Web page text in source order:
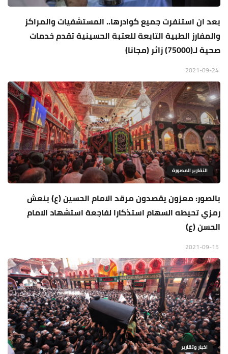
بعد ان استنفرت جميع كوادرها.. المستشفيات والمراكز
والمفارز الطبية التابعة للعتبة الحسينية تقدم خدمات
صحية لـ(75000) زائر (مجانا)
التقارير المصورة
بالصور: معزون يقصدون مرقد الامام الحسين (ع) بنعش
رمزي تحيطه السهام استذكارا لفاجعة استشهاد الامام
الحسن (ع)
اخبار وتقارير